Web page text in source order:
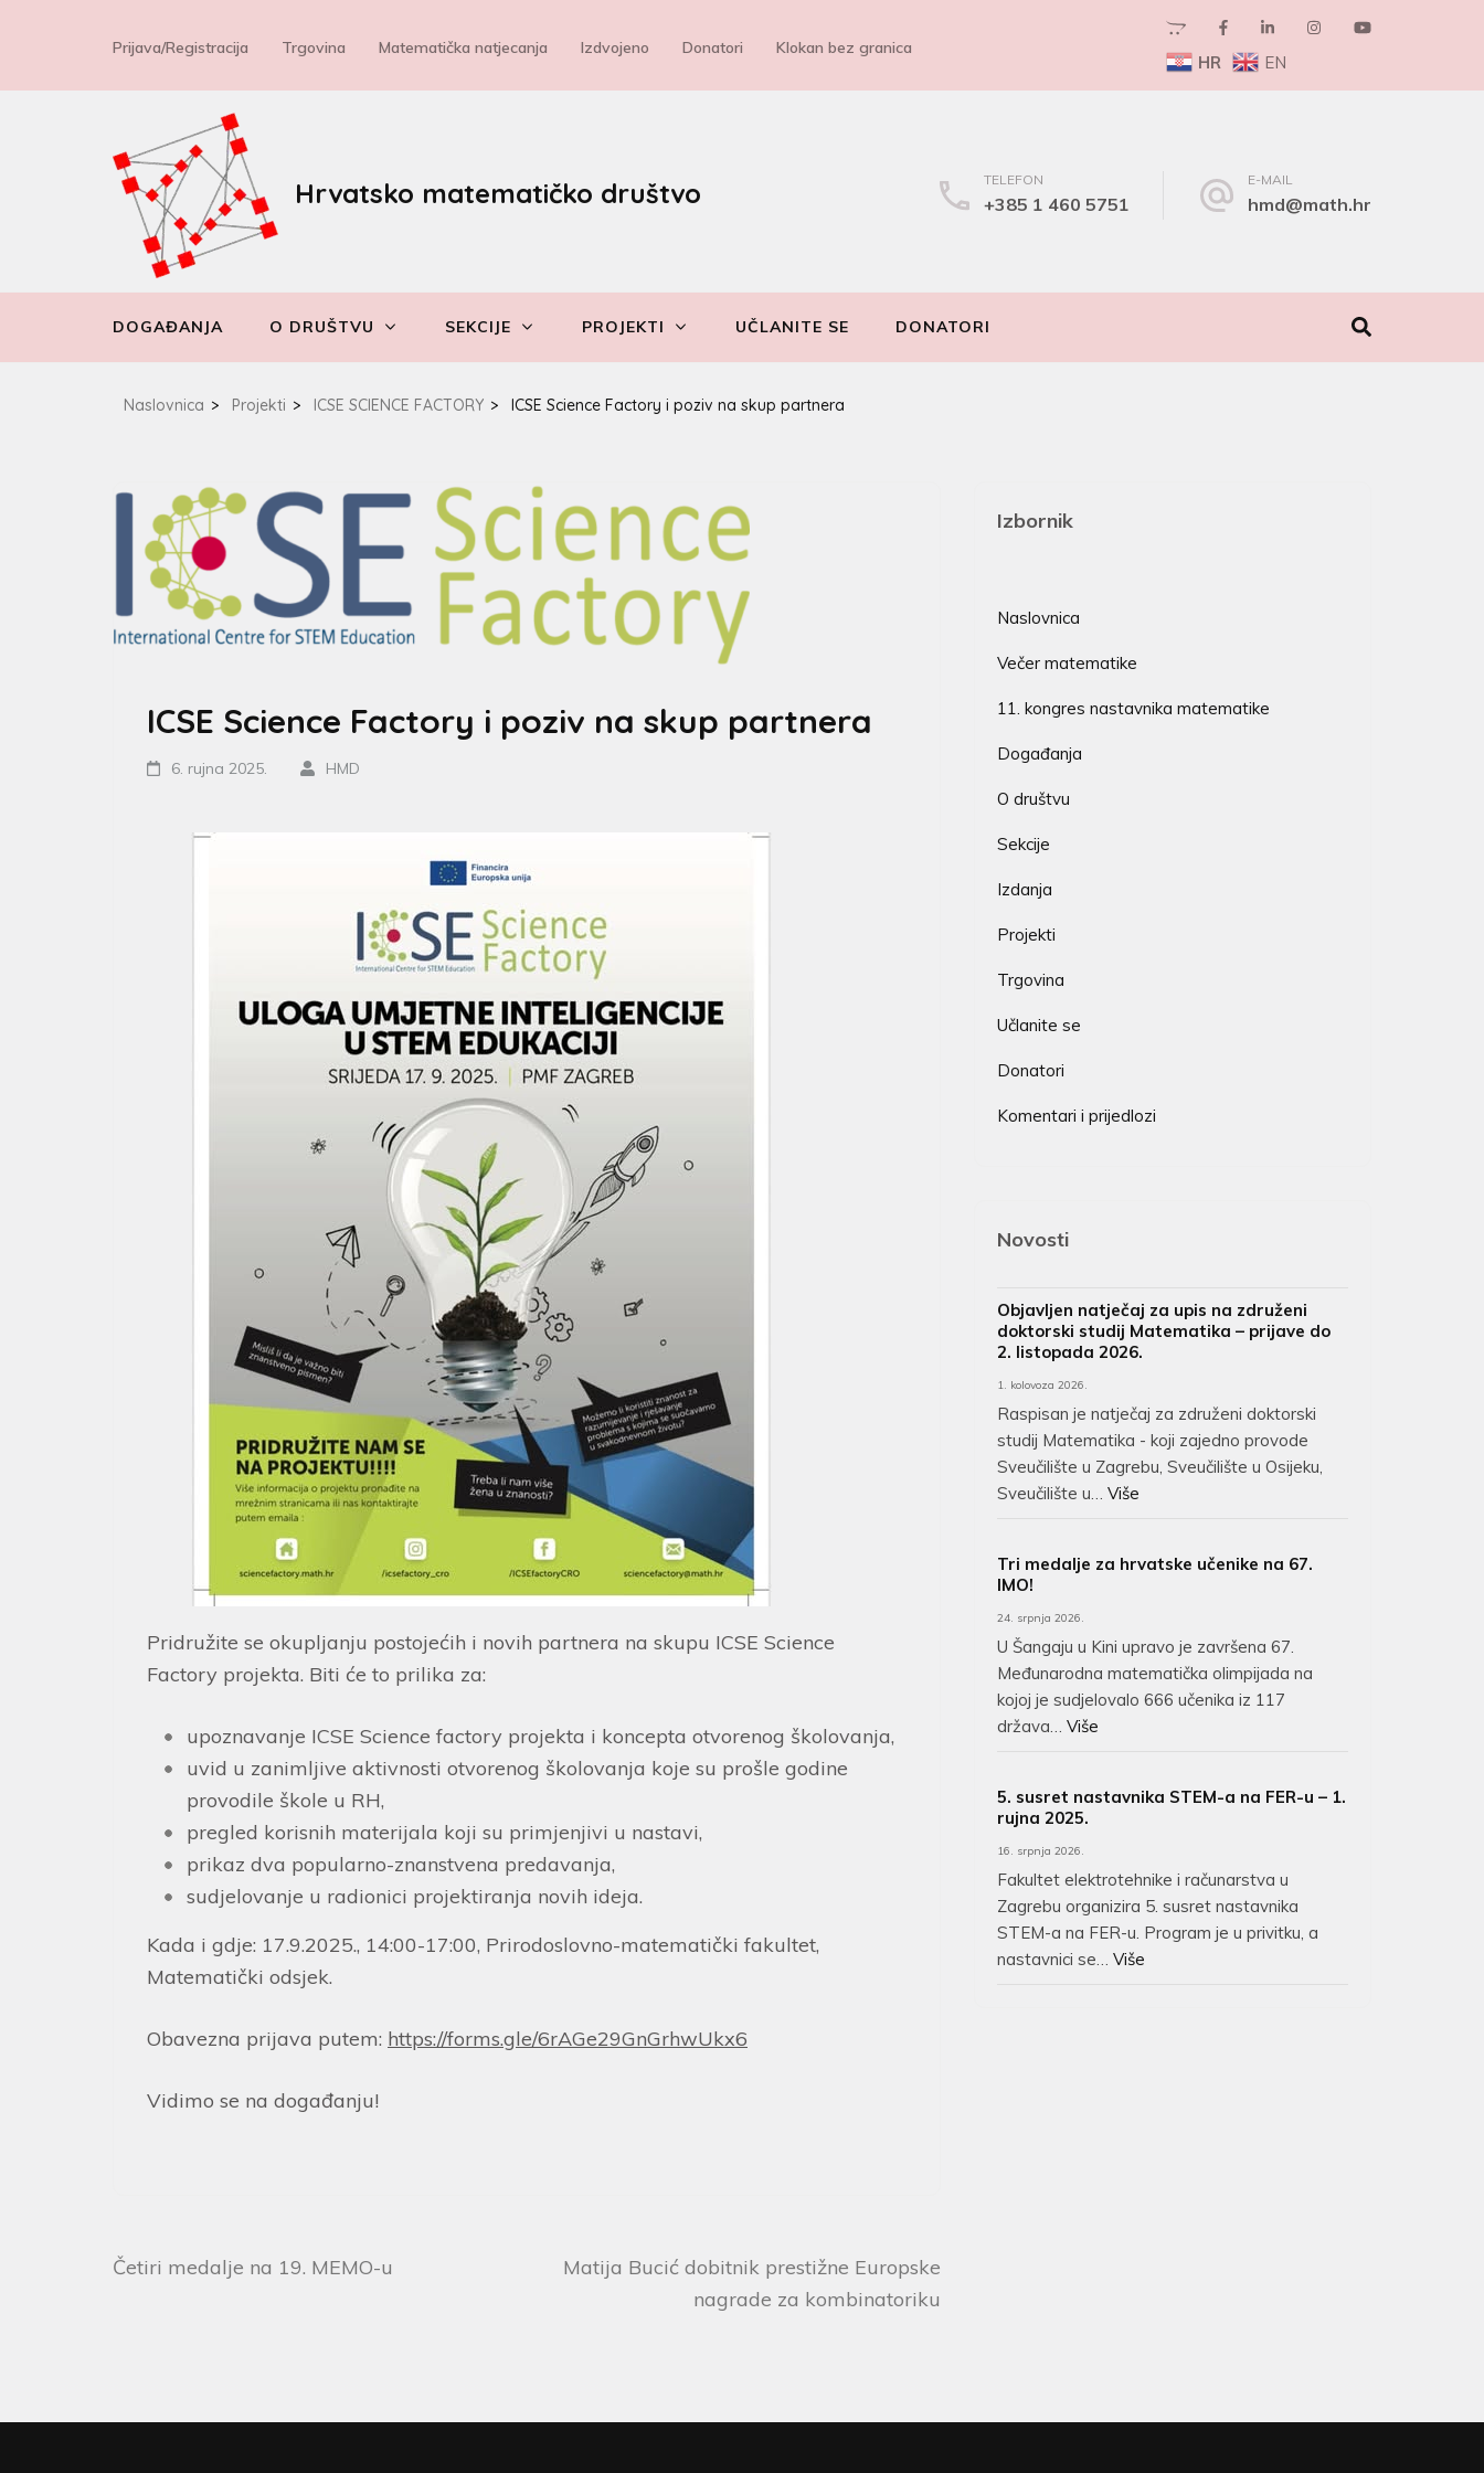
Prijava/Registracija Trgovina Matematička natjecanja Izdvojeno Donatori Klokan bez granica
HR EN
Hrvatsko matematičko društvo TELEFON
+385 1 460 5751
E-MAIL
hmd@math.hr
DOGAĐANJA O DRUŠTVU SEKCIJE PROJEKTI UČLANITE SE DONATORI
Naslovnica > Projekti > ICSE SCIENCE FACTORY > ICSE Science Factory i poziv na skup partnera
ICSE Science Factory i poziv na skup partnera
6. rujna 2025. HMD
Pridružite se okupljanju postojećih i novih partnera na skupu ICSE Science
Factory projekta. Biti će to prilika za:
upoznavanje ICSE Science factory projekta i koncepta otvorenog školovanja,
uvid u zanimljive aktivnosti otvorenog školovanja koje su prošle godine
provodile škole u RH,
pregled korisnih materijala koji su primjenjivi u nastavi,
prikaz dva popularno-znanstvena predavanja,
sudjelovanje u radionici projektiranja novih ideja.
Kada i gdje: 17.9.2025., 14:00-17:00, Prirodoslovno-matematički fakultet,
Matematički odsjek.
Obavezna prijava putem: https://forms.gle/6rAGe29GnGrhwUkx6
Vidimo se na događanju!
Četiri medalje na 19. MEMO-u
Matija Bucić dobitnik prestižne Europske
nagrade za kombinatoriku
Izbornik
Naslovnica
Večer matematike
11. kongres nastavnika matematike
Događanja
O društvu
Sekcije
Izdanja
Projekti
Trgovina
Učlanite se
Donatori
Komentari i prijedlozi
Novosti
Objavljen natječaj za upis na združeni
doktorski studij Matematika – prijave do
2. listopada 2026.
1. kolovoza 2026.
Raspisan je natječaj za združeni doktorski
studij Matematika - koji zajedno provode
Sveučilište u Zagrebu, Sveučilište u Osijeku,
Sveučilište u…Više
Tri medalje za hrvatske učenike na 67.
IMO!
24. srpnja 2026.
U Šangaju u Kini upravo je završena 67.
Međunarodna matematička olimpijada na
kojoj je sudjelovalo 666 učenika iz 117
država…Više
5. susret nastavnika STEM-a na FER-u – 1.
rujna 2025.
16. srpnja 2026.
Fakultet elektrotehnike i računarstva u
Zagrebu organizira 5. susret nastavnika
STEM-a na FER-u. Program je u privitku, a
nastavnici se…Više